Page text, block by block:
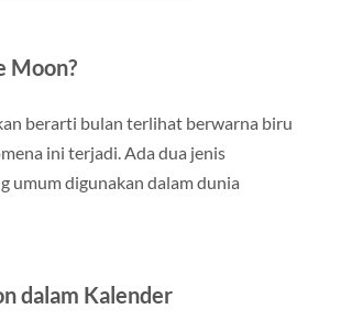
Moon?
berarti bulan terlihat berwarna biru
ini terjadi. Ada dua jenis
umum digunakan dalam dunia
dalam Kalender